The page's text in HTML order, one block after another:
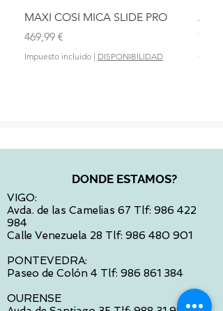
MAXI COSI MICA SLIDE PRO
Precio
469,99 €
Impuesto incluido | DISPONIBILIDAD
DONDE ESTAMOS?
VIGO:
Avda. de las Camelias 67 Tlf: 986 422
984
Calle Venezuela 28 Tlf: 986 480 901
PONTEVEDRA:
Paseo de Colón 4 Tlf: 986 861 384
OURENSE